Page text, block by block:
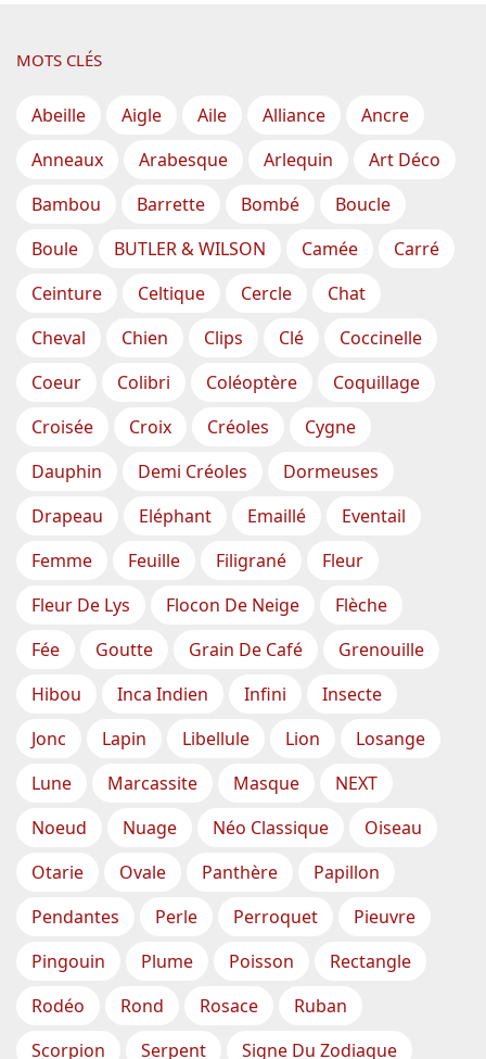
MOTS CLÉS
Abeille Aigle Aile Alliance
Ancre
Anneaux
Arabesque Arlequin
Art Déco
Bambou
Barrette Bombé
Boucle
Boule
BUTLER & WILSON Camée
Carré
Ceinture
Celtique Cercle
Chat
Cheval
Chien Clips Clé
Coccinelle
Coeur
Colibri Coléoptère
Coquillage
Croisée
Croix Créoles
Cygne
Dauphin
Demi Créoles
Dormeuses
Drapeau
Eléphant Emaillé
Eventail
Femme
Feuille Filigrané
Fleur
Fleur De Lys
Flocon De Neige
Flèche
Fée
Goutte Grain De Café
Grenouille
Hibou
Inca Indien Infini
Insecte
Jonc
Lapin Libellule Lion
Losange
Lune
Marcassite Masque
NEXT
Noeud
Nuage Néo Classique
Oiseau
Otarie
Ovale Panthère
Papillon
Pendantes
Perle Perroquet
Pieuvre
Pingouin
Plume Poisson
Rectangle
Rodéo
Rond Rosace
Ruban
Scorpion
Serpent Signe Du Zodiaque